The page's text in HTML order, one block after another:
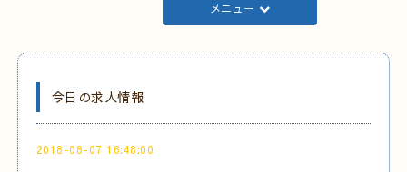
メニュー
今日の求人情報
2018-08-07 16:48:00